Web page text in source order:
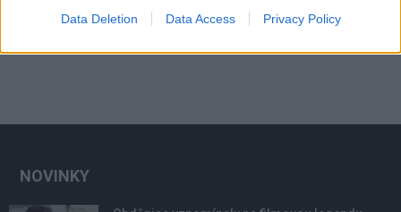
Data Deletion Data Access Privacy Policy
NOVINKY